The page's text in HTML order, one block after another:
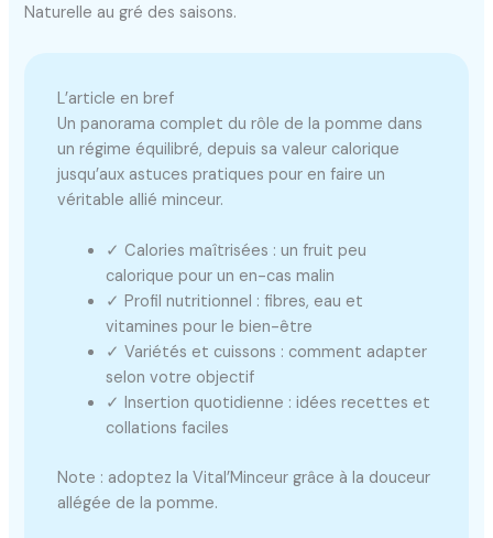
Naturelle au gré des saisons.
L’article en bref
Un panorama complet du rôle de la pomme dans
un régime équilibré, depuis sa valeur calorique
jusqu’aux astuces pratiques pour en faire un
véritable allié minceur.
✓ Calories maîtrisées : un fruit peu
calorique pour un en-cas malin
✓ Profil nutritionnel : fibres, eau et
vitamines pour le bien-être
✓ Variétés et cuissons : comment adapter
selon votre objectif
✓ Insertion quotidienne : idées recettes et
collations faciles
Note : adoptez la Vital’Minceur grâce à la douceur
allégée de la pomme.